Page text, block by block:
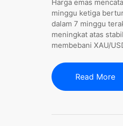
Harga emas
minggu ketiga
dalam 7 minggu
meningkat atas
membebani XAU/
Read More